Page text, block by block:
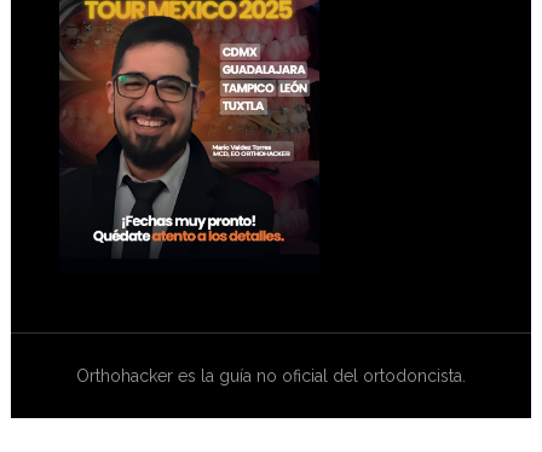
Orthohacker es la guía no oficial del ortodoncista.